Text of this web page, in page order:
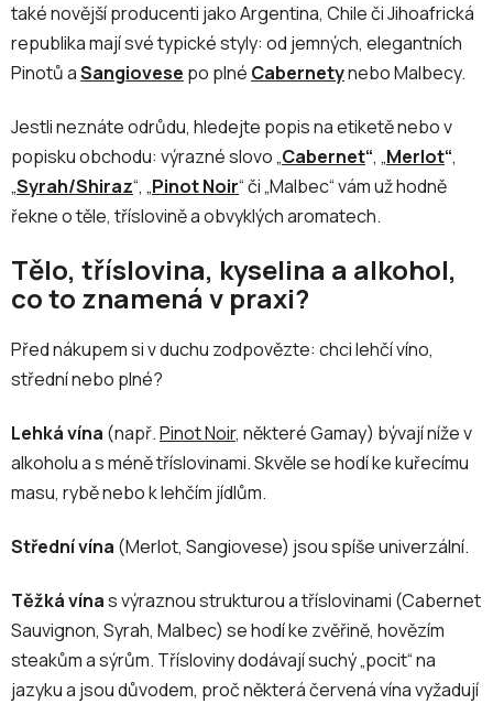
také novější producenti jako Argentina, Chile či Jihoafrická
republika mají své typické styly: od jemných, elegantních
Pinotů aSangiovese po plné Cabernetynebo Malbecy.
Jestli neznáte odrůdu, hledejte popis na etiketě nebo v
popisku obchodu: výrazné slovo „Cabernet“, „Merlot“,
„Syrah/Shiraz“, „Pinot Noir“ či „Malbec“ vám už hodně
řekne o těle, tříslovině a obvyklých aromatech.
Tělo, tříslovina, kyselina a alkohol,
co to znamená v praxi?
Před nákupem si v duchu zodpovězte: chci lehčí víno,
střední nebo plné?
Lehká vína (např.Pinot Noir, některé Gamay) bývají níže v
alkoholu a s méně tříslovinami. Skvěle se hodí ke kuřecímu
masu, rybě nebo k lehčím jídlům.
Střední vína (Merlot, Sangiovese) jsou spíše univerzální.
Těžká vínas výraznou strukturou a tříslovinami (Cabernet
Sauvignon, Syrah, Malbec) se hodí ke zvěřině, hovězím
steakům a sýrům. Třísloviny dodávají suchý „pocit“ na
jazyku a jsou důvodem, proč některá červená vína vyžadují